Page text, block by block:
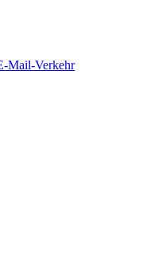
Mail-Verkehr